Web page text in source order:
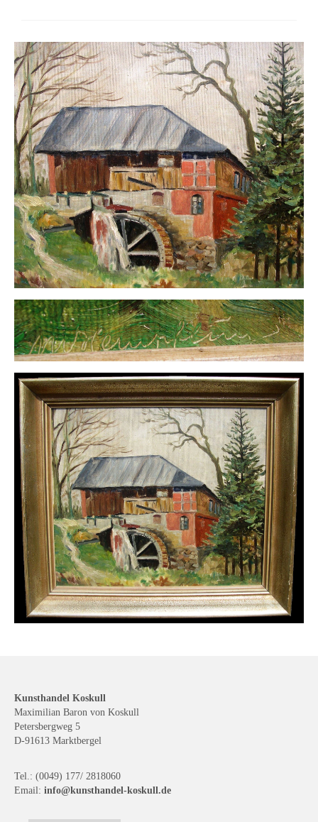
Suche
Über Uns
Kontakt
Publikationsliste
Über Uns
Impressum
Datenschutz
AGB
Widerruf
Kunsthandel Koskull
Maximilian Baron von Koskull
Petersbergweg 5
D-91613 Marktbergel
Tel.: (0049) 177/ 2818060
Email: info@kunsthandel-koskull.de